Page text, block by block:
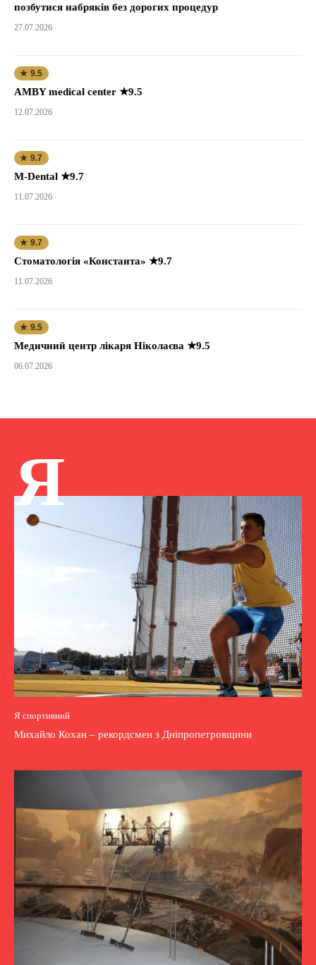
позбутися набряків без дорогих процедур
27.07.2026
★ 9.5
AMBY medical center ★9.5
12.07.2026
★ 9.7
M-Dental ★9.7
11.07.2026
★ 9.7
Стоматологія «Константа» ★9.7
11.07.2026
★ 9.5
Медичний центр лікаря Ніколаєва ★9.5
06.07.2026
Я
Я спортивний
Михайло Кохан – рекордсмен з Дніпропетровщини